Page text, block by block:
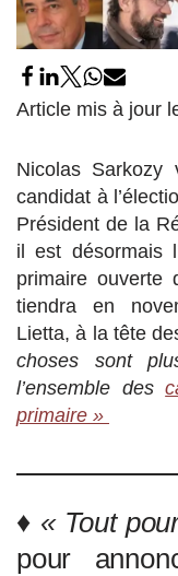
Article mis à jour
Nicolas Sarkozy
candidat à
Président de la
il est désormais
primaire ouverte
tiendra en
Lietta, à la tête
choses sont
l’ensemble des
primaire »
♦ « Tout
pour